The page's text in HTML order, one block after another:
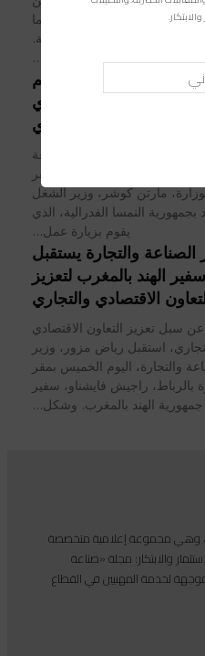
وجعلها أكثر ذكاء وفعالية، بما
مع التحديات الاستراتيجية الراهنة.
وجائت هذه...
والنمسا: مذكرة تفاهم
لتعزيز التعاون الاقتصادي
والتجاري والاستثماري
استقبل رياض مزور، وزير الصناعة
والتجارة، يوم الثلاثاء 30 يناير، بمقر
مارتن كوشر، وزير الشغل
بجمهورية النمسا الفدرالية، الذي
يقوم بزيارة عمل...
الصناعة والتجارة يستقبل
سفير الهند بالمغرب لتعزيز
الاقتصادي والتجاري
عن سبل تعزيز التعاون الاقتصادي
استقبل رياض مزور، وزير
والتجارة، اليوم الخميس بمقر
بالرباط، راجيش فايشناو، سفير
جمهورية الهند بالمغرب. وشكل...
تأسست مجموعة إندوستريكوم عام 2013، وهي مجموعة إعلامية متخصصة
والابتكار: مجلة «صناعة
لخدمة المهنيين في القطاع